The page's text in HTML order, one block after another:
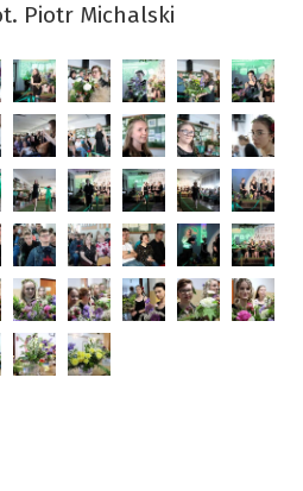
Piotr Michalski